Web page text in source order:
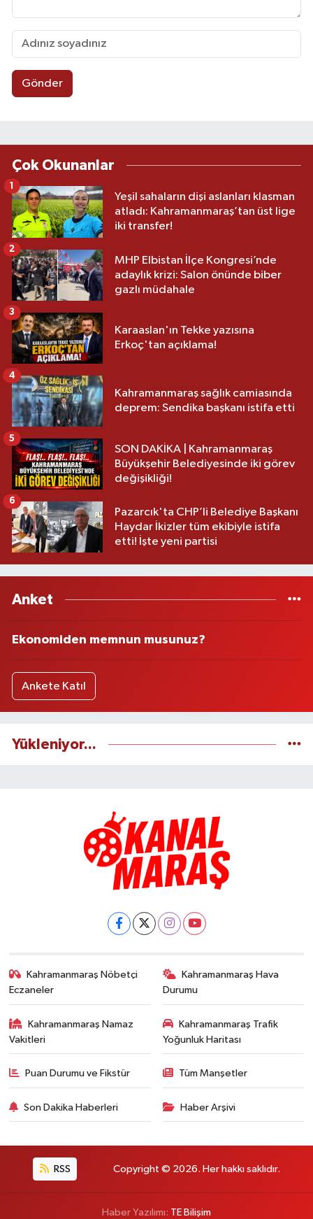
Gönder
Çok Okunanlar
Yeşil sahaların dişi aslanları klasman
atladı: Kahramanmaraş’tan üst lige
iki transfer!
1
MHP Elbistan İlçe Kongresi’nde
adaylık krizi: Salon önünde biber
gazlı müdahale
2
Karaaslan'ın Tekke yazısına
Erkoç'tan açıklama!
3
Kahramanmaraş sağlık camiasında
deprem: Sendika başkanı istifa etti
4
SON DAKİKA | Kahramanmaraş
Büyükşehir Belediyesinde iki görev
değişikliği!
5
Pazarcık'ta CHP’li Belediye Başkanı
Haydar İkizler tüm ekibiyle istifa
etti! İşte yeni partisi
6
Anket
Ekonomiden memnun musunuz?
Ankete Katıl
Yükleniyor...
Kahramanmaraş Nöbetçi
Eczaneler
Kahramanmaraş Hava
Durumu
Kahramanmaraş Namaz
Vakitleri
Kahramanmaraş Trafik
Yoğunluk Haritası
Puan Durumu ve Fikstür Tüm Manşetler
Son Dakika Haberleri Haber Arşivi
RSS Copyright © 2026. Her hakkı saklıdır.
Haber Yazılımı: TE Bilişim